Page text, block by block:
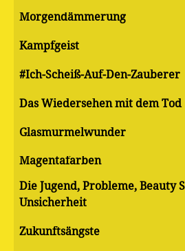
Morgendämmerung
Kampfgeist
#Ich-Scheiß-Auf-Den-Zauberer
Das Wiedersehen mit dem Tod
Glasmurmelwunder
Magentafarben
Die Jugend, Probleme, Beauty
Unsicherheit
Zukunftsängste